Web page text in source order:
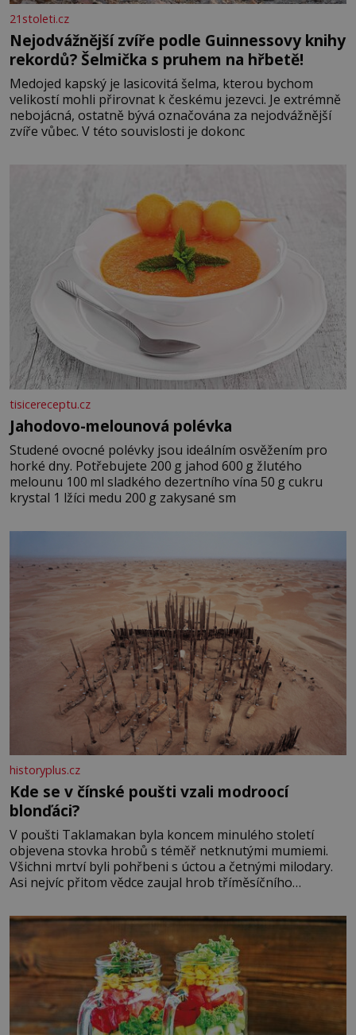
21stoleti.cz
Nejodvážnější zvíře podle Guinnessovy knihy
rekordů? Šelmička s pruhem na hřbetě!
Medojed kapský je lasicovitá šelma, kterou bychom
velikostí mohli přirovnat k českému jezevci. Je extrémně
nebojácná, ostatně bývá označována za nejodvážnější
zvíře vůbec. V této souvislosti je dokonc
tisicereceptu.cz
Jahodovo-melounová polévka
Studené ovocné polévky jsou ideálním osvěžením pro
horké dny. Potřebujete 200 g jahod 600 g žlutého
melounu 100 ml sladkého dezertního vína 50 g cukru
krystal 1 lžíci medu 200 g zakysané sm
historyplus.cz
Kde se v čínské poušti vzali modroocí
blonďáci?
V poušti Taklamakan byla koncem minulého století
objevena stovka hrobů s téměř netknutými mumiemi.
Všichni mrtví byli pohřbeni s úctou a četnými milodary.
Asi nejvíc přitom vědce zaujal hrob tříměsíčního
blonďaté vlásky. Fakt, že jsou těla dávných lidí nesmírně
dobře zachovalá, přičítají odborníci zdejším klimatickým
podmínkám. Sucho, prosolené písky a extrémně